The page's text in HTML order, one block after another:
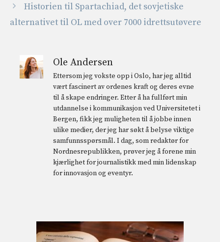
Historien til Spartachiad, det sovjetiske
alternativet til OL med over 7000 idrettsutøvere
Ole Andersen
Ettersom jeg vokste opp i Oslo, har jeg alltid
vært fascinert av ordenes kraft og deres evne
til å skape endringer. Etter å ha fullført min
utdannelse i kommunikasjon ved Universitetet i
Bergen, fikk jeg muligheten til å jobbe innen
ulike medier, der jeg har søkt å belyse viktige
samfunnsspørsmål. I dag, som redaktør for
Nordnesrepublikken, prøver jeg å forene min
kjærlighet for journalistikk med min lidenskap
for innovasjon og eventyr.